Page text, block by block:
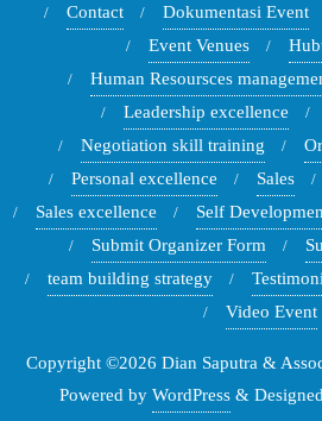
Contact
Dokumentasi Event
Event Venues
Human Resoursces
Leadership excellence
Negotiation skill training
Personal excellence
Sales
Sales excellence
Self
Submit Organizer Form
team building strategy
Testimoni
Video Event
Copyright ©2026 Dian Saputra &
Powered by WordPress &